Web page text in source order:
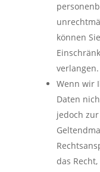
können
verlangen.
Wenn wir
Daten
jedoch
das